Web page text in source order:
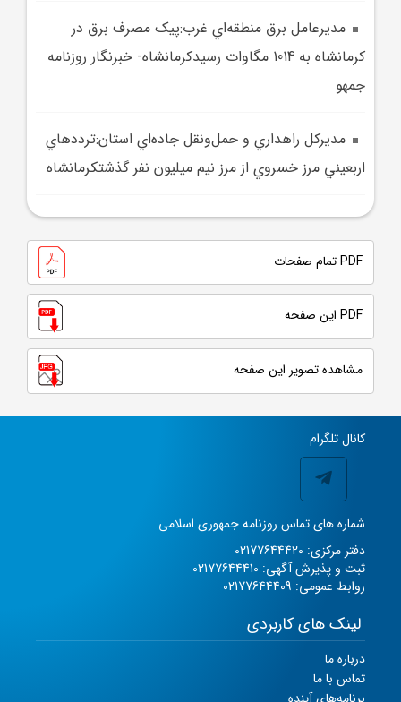
مديرعامل برق منطقه‌اي غرب:پيک مصرف برق در
کرمانشاه به 1014 مگاوات رسيدکرمانشاه- خبرنگار روزنامه
جمهو
مديرکل راهداري و حمل‌ونقل جاده‌اي استان:ترددهاي
اربعيني مرز خسروي از مرز نيم ميليون نفر گذشتکرمانشاه
PDF تمام صفحات
PDF این صفحه
مشاهده تصویر این صفحه
کانال تلگرام
شماره های تماس روزنامه جمهوری اسلامی
دفتر مرکزی: 02177644420
ثبت و پذیرش آگهی: 02177644410
روابط عمومی: 02177644409
لینک های کاربردی
درباره ما
تماس با ما